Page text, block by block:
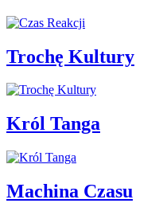
Trochę Kultury
Król Tanga
Machina Czasu